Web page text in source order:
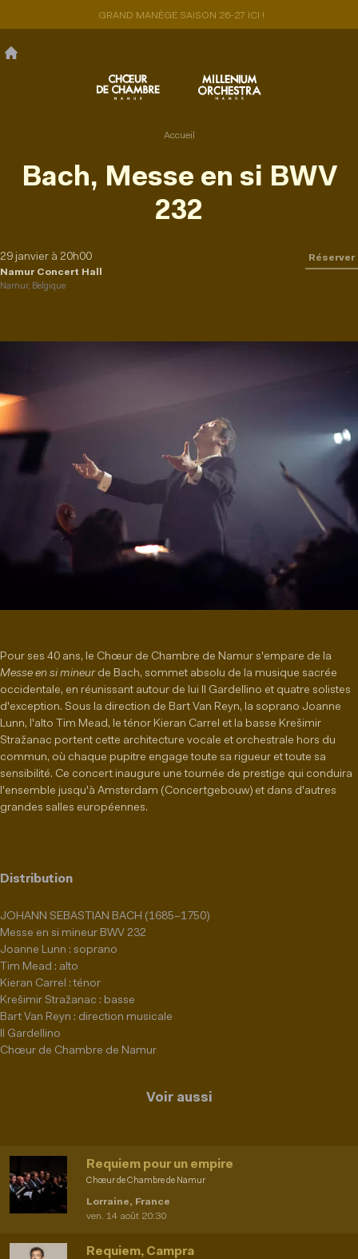
principal
GRAND MANÈGE SAISON 26-27 ICI !
Accueil
Bach, Messe en si BWV
232
29 janvier à 20h00
Namur Concert Hall
Namur, Belgique
Réserver
Pour ses 40 ans, le Chœur de Chambre de Namur s'empare de la
Messe en si mineurde Bach, sommet absolu de la musique sacrée
occidentale, en réunissant autour de lui Il Gardellino et quatre solistes
d'exception. Sous la direction de Bart Van Reyn, la soprano Joanne
Lunn, l'alto Tim Mead, le ténor Kieran Carrel et la basse Krešimir
Stražanac portent cette architecture vocale et orchestrale hors du
commun, où chaque pupitre engage toute sa rigueur et toute sa
sensibilité. Ce concert inaugure une tournée de prestige qui conduira
l'ensemble jusqu'à Amsterdam (Concertgebouw) et dans d'autres
grandes salles européennes.
Distribution
JOHANN SEBASTIAN BACH (1685–1750)
Messe en si mineur BWV 232
Joanne Lunn : soprano
Tim Mead : alto
Kieran Carrel : ténor
Krešimir Stražanac : basse
Bart Van Reyn : direction musicale
Il Gardellino
Chœur de Chambre de Namur
Voir aussi
Chœur de Chambre de Namur
Requiem pour un empire
Lorraine, France
ven. 14 août 20:30
Requiem, Campra